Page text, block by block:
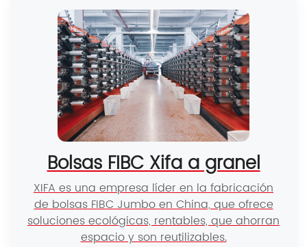
Bolsas FIBC Xifa a granel
XIFA es una empresa líder en la fabricación
de bolsas FIBC Jumbo en China, que ofrece
soluciones ecológicas, rentables, que ahorran
espacio y son reutilizables.